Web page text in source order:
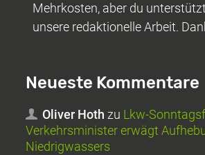
Mehrkosten, aber du
unsere redaktionelle Arbeit.
Neueste Kommentare
Oliver Hoth zu Lkw-
Verkehrsminister erwägt
Niedrigwassers